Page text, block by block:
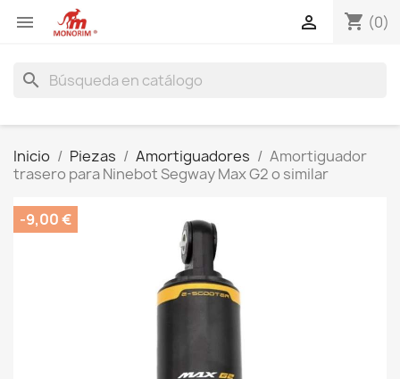
 shopping_cart (0)

search
Inicio Piezas Amortiguadores
Amortiguador
trasero para Ninebot Segway Max G2 o similar
-9,00 €